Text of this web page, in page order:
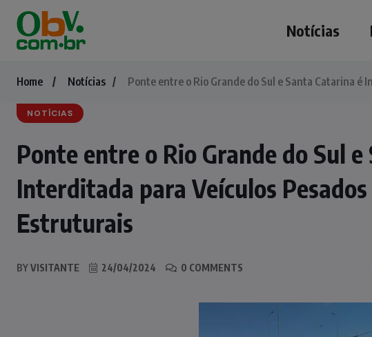
Notícias
Home Notícias Ponte entre o Rio Grande do Sul e Santa Catarina
NOTÍCIAS
Ponte entre o Rio Grande do Sul
Interditada para Veículos
Estruturais
BYVISITANTE 24/04/2024 0 COMMENTS